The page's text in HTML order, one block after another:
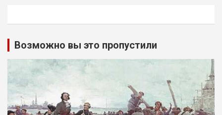
Возможно вы это пропустили